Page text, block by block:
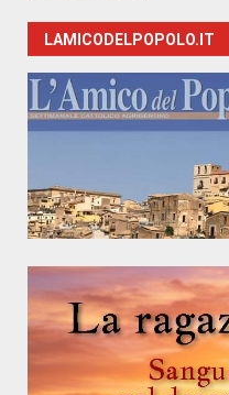
LAMICODELPOPOLO.IT